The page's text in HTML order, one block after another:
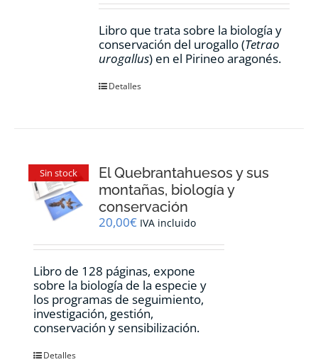
Libro que trata sobre la biología y
conservación del urogallo (Tetrao
urogallus) en el Pirineo aragonés.
Detalles
Sin stock
El Quebrantahuesos y sus
montañas, biología y
conservación
20,00€ IVA incluido
Libro de 128 páginas, expone
sobre la biología de la especie y
los programas de seguimiento,
investigación, gestión,
conservación y sensibilización.
Detalles